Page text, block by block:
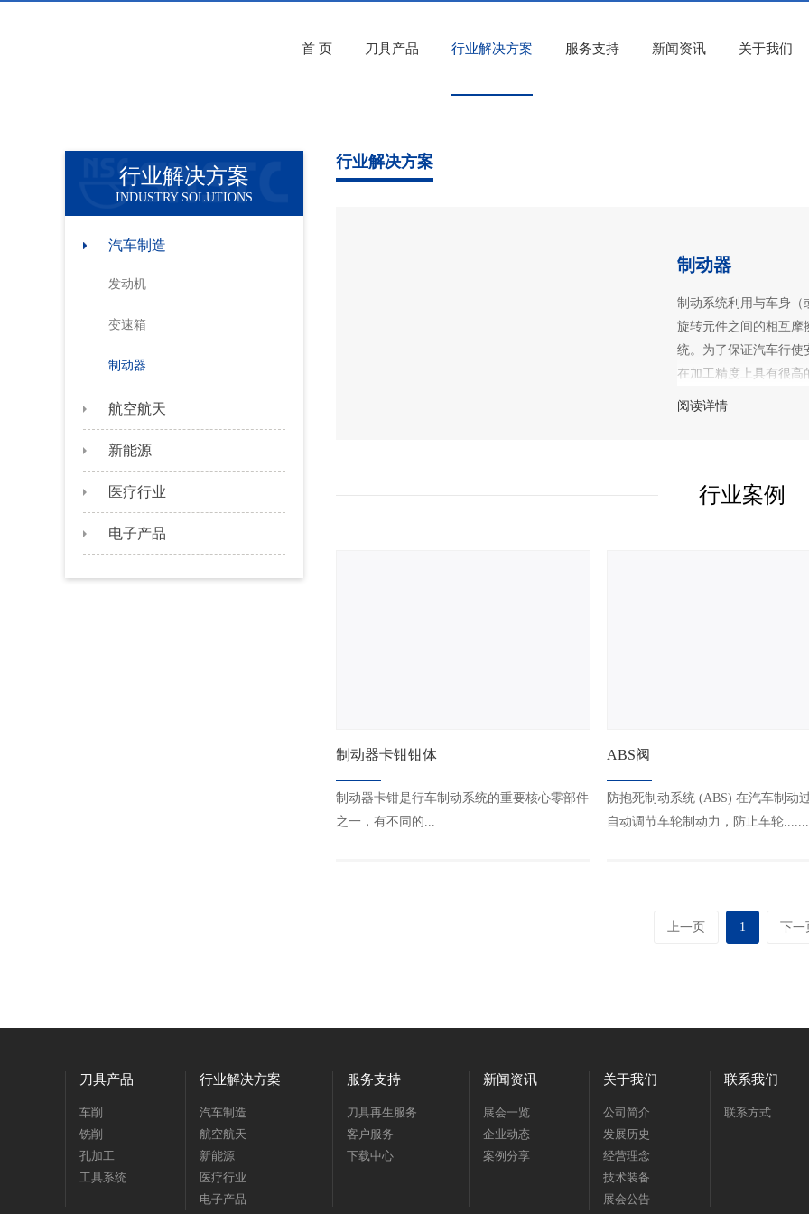
首 页 刀具产品 行业解决方案 服务支持 新闻资讯 关于我们
行业解决方案
INDUSTRY SOLUTIONS
汽车制造
发动机
变速箱
制动器
航空航天
新能源
医疗行业
电子产品
行业解决方案
制动器
制动系统利用与车身（
旋转元件之间的相互摩
统。为了保证汽车行使
在加工精度上具有很高
阅读详情
行业案例
制动器卡钳钳体
制动器卡钳是行车制动系统的重要核心零部件
之一，有不同的...
ABS阀
防抱死制动系统 (ABS) 在汽车制动
自动调节车轮制动力，防止车轮.......
上一页 1 下一
刀具产品
车削
铣削
孔加工
工具系统
行业解决方案
汽车制造
航空航天
新能源
医疗行业
电子产品
服务支持
刀具再生服务
客户服务
下载中心
新闻资讯
展会一览
企业动态
案例分享
关于我们
公司简介
发展历史
经营理念
技术装备
展会公告
联系我们
联系方式